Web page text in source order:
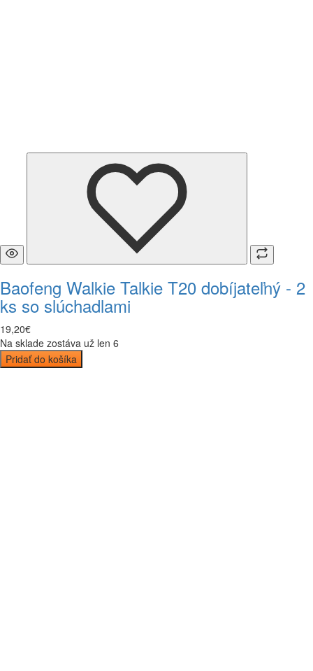
Baofeng Walkie Talkie T20 dobíjateľný - 2
ks so slúchadlami
19,20€
Na sklade zostáva už len 6
Pridať do košíka